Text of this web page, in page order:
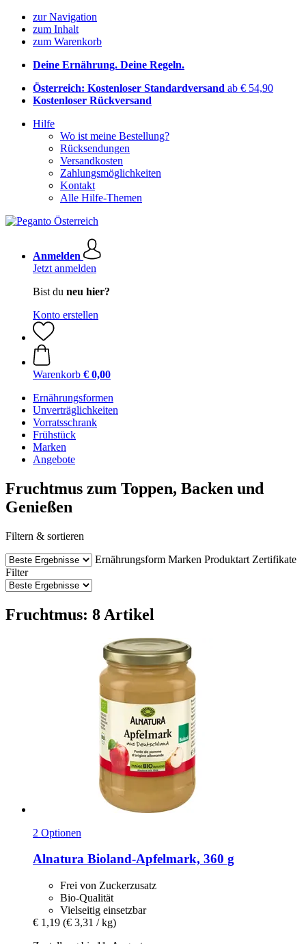
zur Navigation
zum Inhalt
zum Warenkorb
Deine Ernährung. Deine Regeln.
Österreich: Kostenloser Standardversand ab € 54,90
Kostenloser Rückversand
Hilfe
Wo ist meine Bestellung?
Rücksendungen
Versandkosten
Zahlungsmöglichkeiten
Kontakt
Alle Hilfe-Themen
Anmelden
Jetzt anmelden
Bist du neu hier?
Konto erstellen
Warenkorb € 0,00
Ernährungsformen
Unverträglichkeiten
Vorratsschrank
Frühstück
Marken
Angebote
Fruchtmus zum Toppen, Backen und
Genießen
Filtern & sortieren
Ernährungsform Marken Produktart Zertifikate
Filter
Fruchtmus: 8 Artikel
2 Optionen
Alnatura Bioland-​Apfelmark, 360 g
Frei von Zuckerzusatz
Bio-Qualität
Vielseitig einsetzbar
€ 1,19 (€ 3,31 / kg)